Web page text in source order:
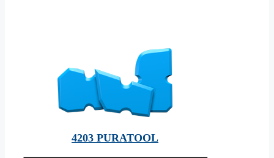
4203 PURATOOL